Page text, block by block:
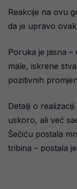
Reakcije na ovu
da je upravo
Poruka je jasna
male, iskrene
pozitivnih
Detalji o
uskoro, ali već
Šečiću postala
tribina – postala